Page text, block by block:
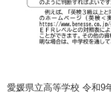
愛媛県立高等学校 令和9